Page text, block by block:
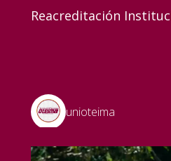
Reacreditación
unioteima